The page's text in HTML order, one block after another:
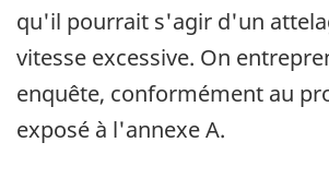
qu'il pourrait s'agir d'un
vitesse excessive. On
enquête, conformément au
exposé à l'annexe A.